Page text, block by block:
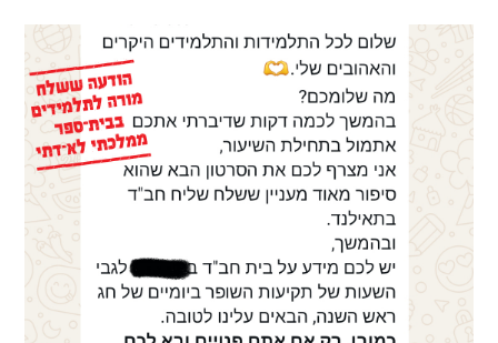
המקומיות
הכשרת הורים
לאקטיביזם בחינוך
התארגנויות הורים –
משמר הורים וקהילות
חינוך חילוניות יישוביות
עבודה עם מורים
העמותה
חזון החינוך החילוני